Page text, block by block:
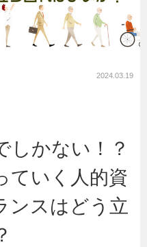
2024.03.19
しかない！？
ていく人的資
ンスはどう立